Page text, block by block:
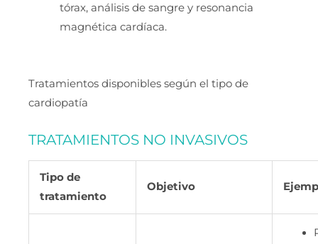
tórax, análisis de sangre y resonancia
magnética cardíaca.
Tratamientos disponibles según el tipo de
cardiopatía
TRATAMIENTOS NO INVASIVOS
Tipo de
tratamiento
Objetivo